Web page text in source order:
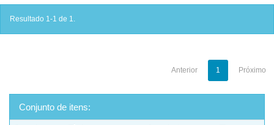
Resultado 1-1 de 1.
Anterior 1 Próximo
Conjunto de itens: